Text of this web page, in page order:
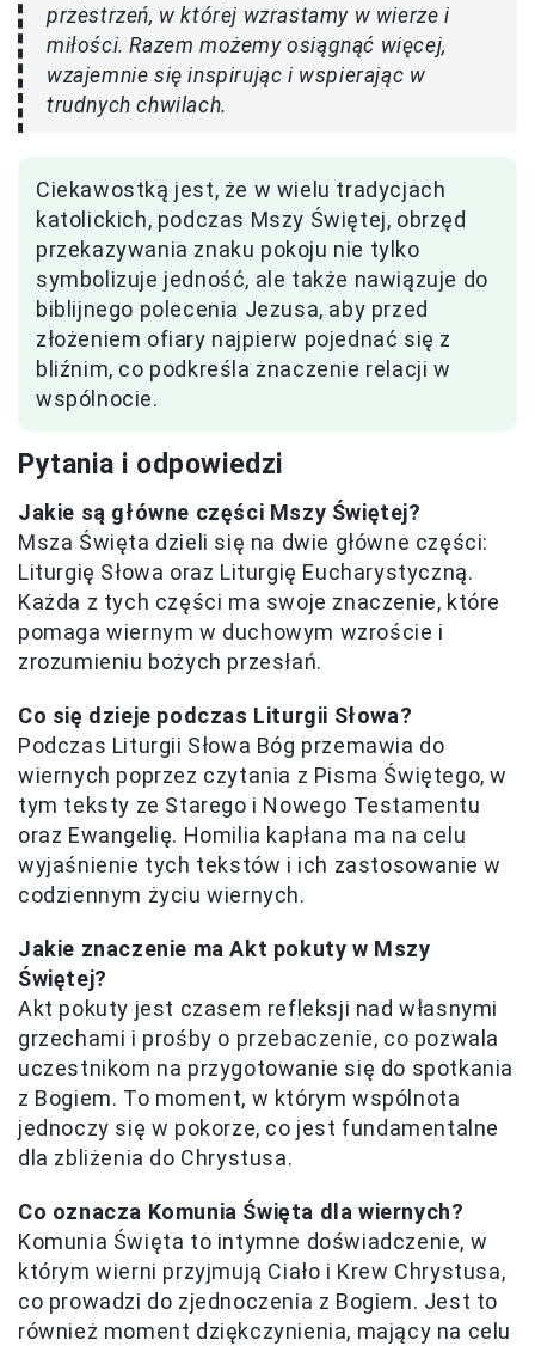
przestrzeń, w której wzrastamy w wierze i
miłości. Razem możemy osiągnąć więcej,
wzajemnie się inspirując i wspierając w
trudnych chwilach.
Ciekawostką jest, że w wielu tradycjach
katolickich, podczas Mszy Świętej, obrzęd
przekazywania znaku pokoju nie tylko
symbolizuje jedność, ale także nawiązuje do
biblijnego polecenia Jezusa, aby przed
złożeniem ofiary najpierw pojednać się z
bliźnim, co podkreśla znaczenie relacji w
wspólnocie.
Pytania i odpowiedzi
Jakie są główne części Mszy Świętej?
Msza Święta dzieli się na dwie główne części:
Liturgię Słowa oraz Liturgię Eucharystyczną.
Każda z tych części ma swoje znaczenie, które
pomaga wiernym w duchowym wzroście i
zrozumieniu bożych przesłań.
Co się dzieje podczas Liturgii Słowa?
Podczas Liturgii Słowa Bóg przemawia do
wiernych poprzez czytania z Pisma Świętego, w
tym teksty ze Starego i Nowego Testamentu
oraz Ewangelię. Homilia kapłana ma na celu
wyjaśnienie tych tekstów i ich zastosowanie w
codziennym życiu wiernych.
Jakie znaczenie ma Akt pokuty w Mszy
Świętej?
Akt pokuty jest czasem refleksji nad własnymi
grzechami i prośby o przebaczenie, co pozwala
uczestnikom na przygotowanie się do spotkania
z Bogiem. To moment, w którym wspólnota
jednoczy się w pokorze, co jest fundamentalne
dla zbliżenia do Chrystusa.
Co oznacza Komunia Święta dla wiernych?
Komunia Święta to intymne doświadczenie, w
którym wierni przyjmują Ciało i Krew Chrystusa,
co prowadzi do zjednoczenia z Bogiem. Jest to
również moment dziękczynienia, mający na celu